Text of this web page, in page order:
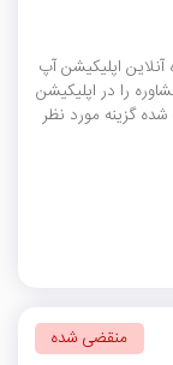
مشاوره آنلاین اپلیکیشن آپ
را در اپلیکیشن
گزینه مورد نظر
منقضی شده